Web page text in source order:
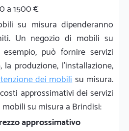
a 1500 €
su misura dipenderanno
Un negozio di mobili su
può fornire servizi
produzione, l'installazione,
dei mobilisu misura.
approssimativi dei servizi
su misura a Brindisi:
approssimativo